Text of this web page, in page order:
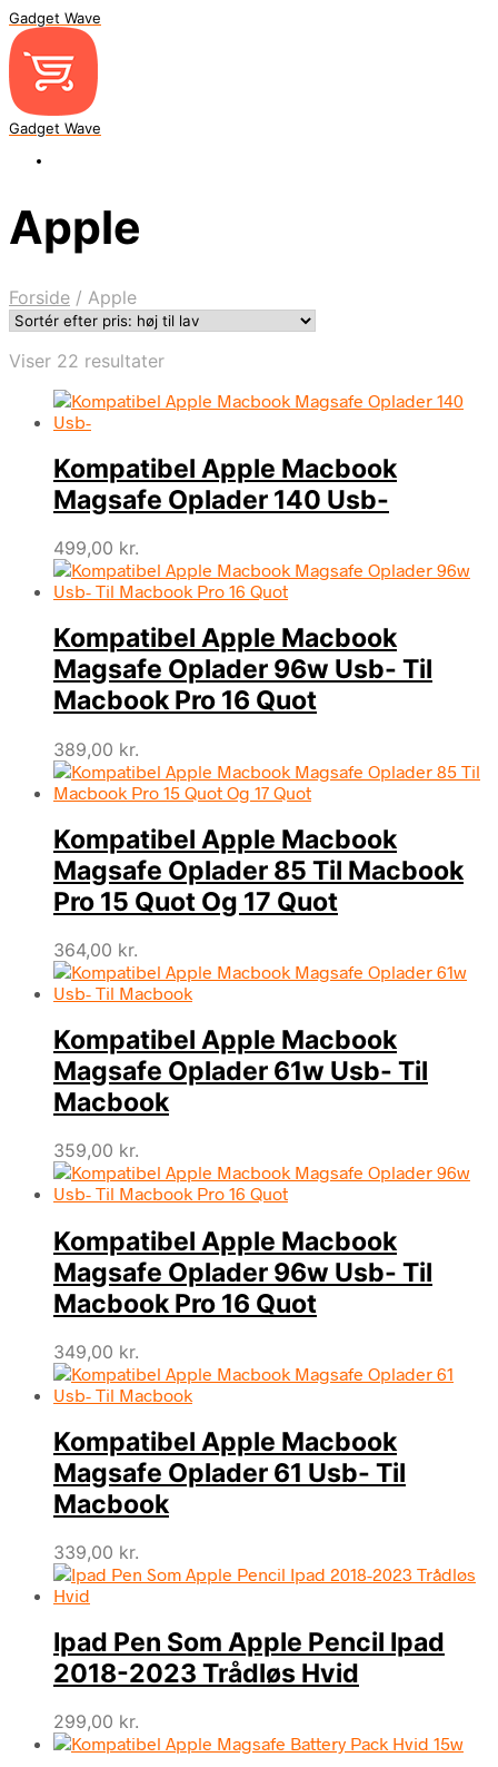
Gadget Wave
Gadget Wave
Apple
Forside / Apple
Viser 22 resultaterSorteret
pris:
lav
Kompatibel Apple Macbook
Magsafe Oplader 140 Usb-
499,00 kr.
Kompatibel Apple Macbook
Magsafe Oplader 96w Usb- Til
Macbook Pro 16 Quot
389,00 kr.
Kompatibel Apple Macbook
Magsafe Oplader 85 Til Macbook
Pro 15 Quot Og 17 Quot
364,00 kr.
Kompatibel Apple Macbook
Magsafe Oplader 61w Usb- Til
Macbook
359,00 kr.
Kompatibel Apple Macbook
Magsafe Oplader 96w Usb- Til
Macbook Pro 16 Quot
349,00 kr.
Kompatibel Apple Macbook
Magsafe Oplader 61 Usb- Til
Macbook
339,00 kr.
Ipad Pen Som Apple Pencil Ipad
2018-2023 Trådløs Hvid
299,00 kr.